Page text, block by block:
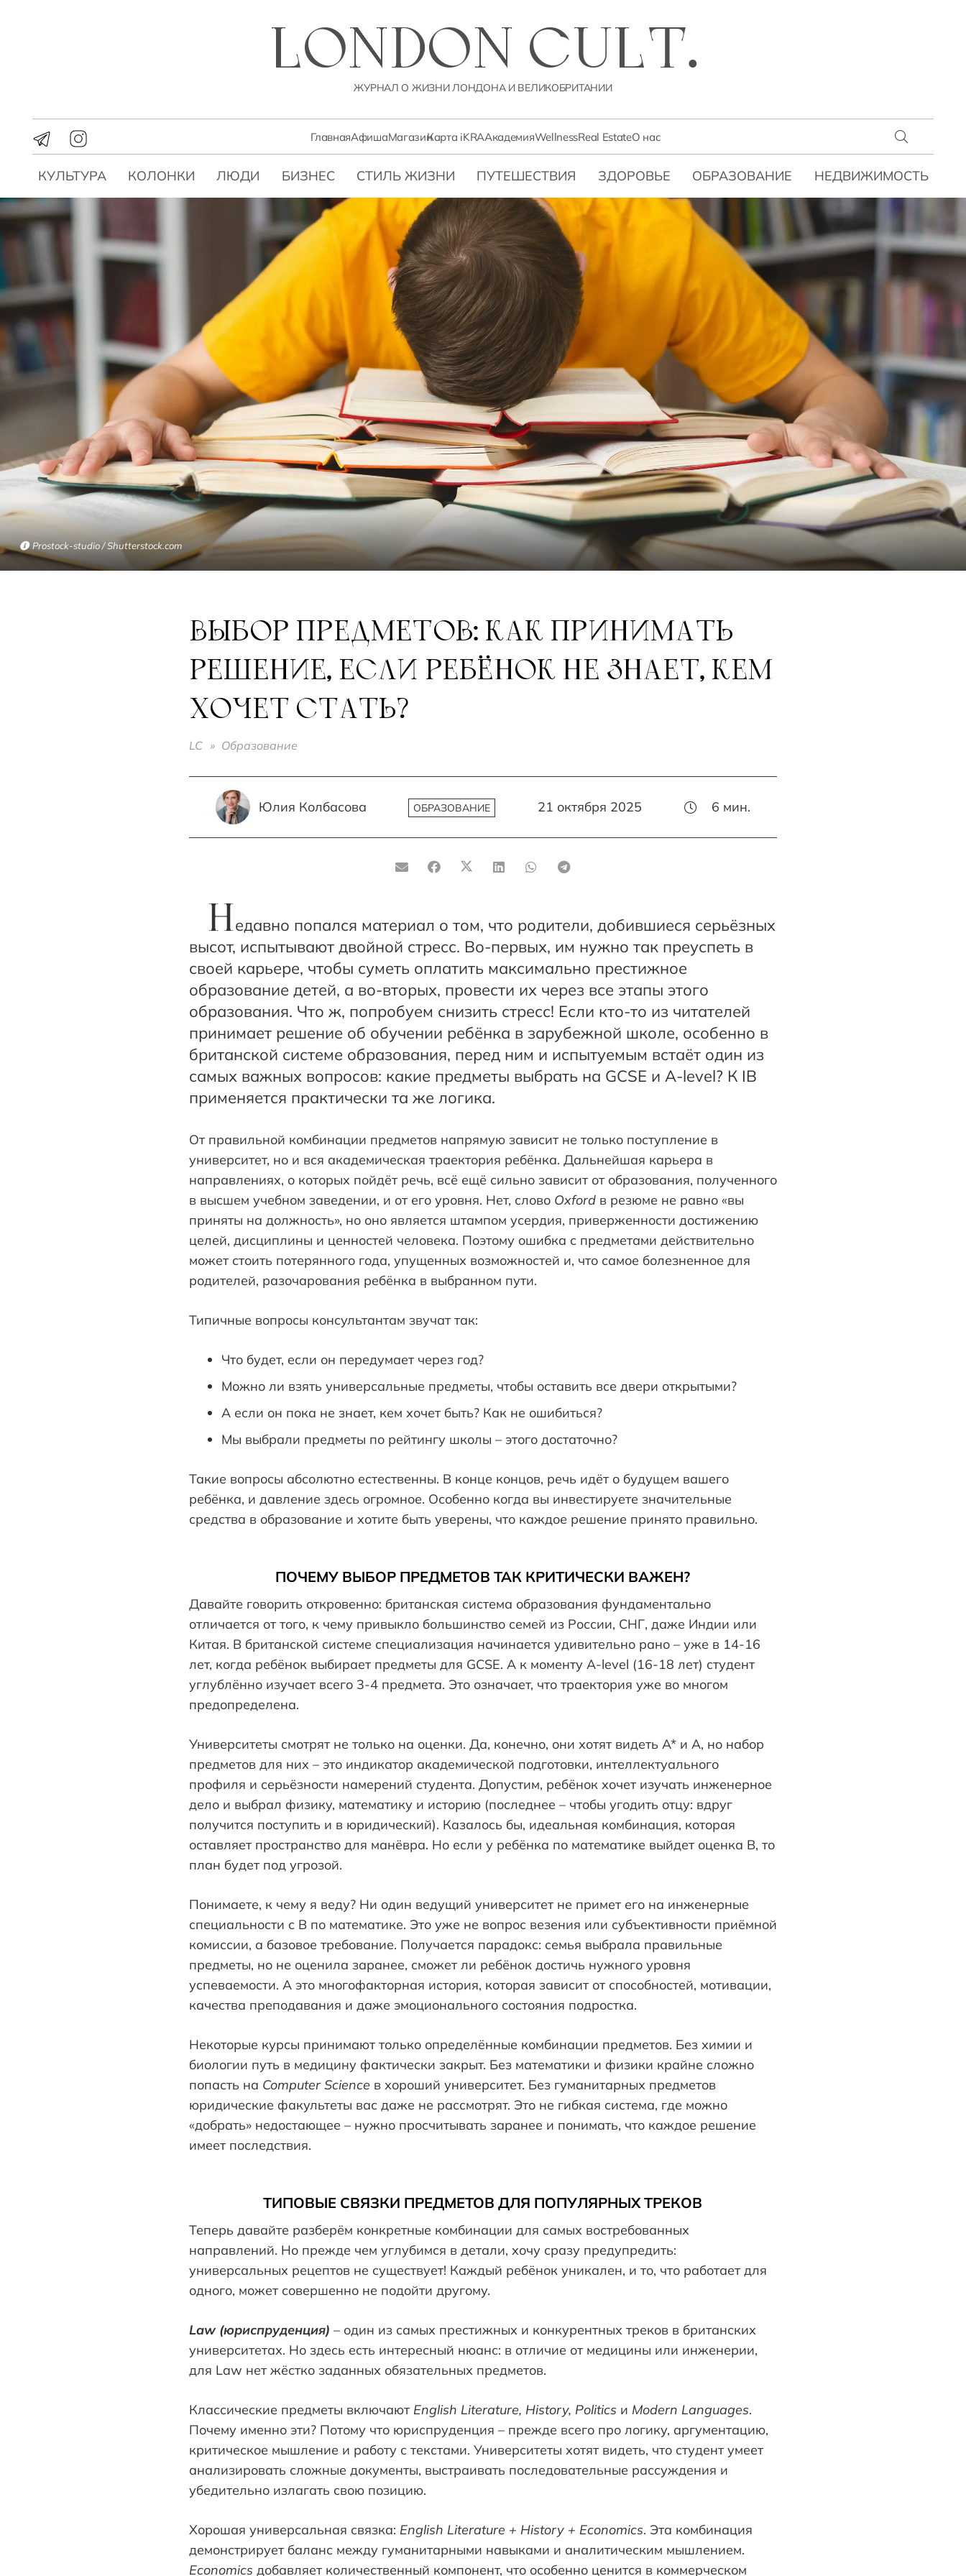
LONDON CULT.
ЖУРНАЛ О ЖИЗНИ ЛОНДОНА И ВЕЛИКОБРИТАНИИ
ГлавнаяАфишаМагазинКарта iKRAАкадемияWellnessReal EstateО нас
КУЛЬТУРА КОЛОНКИ ЛЮДИ БИЗНЕС СТИЛЬ ЖИЗНИ ПУТЕШЕСТВИЯ ЗДОРОВЬЕ ОБРАЗОВАНИЕ НЕДВИЖИМОСТЬ
Prostock-studio / Shutterstock.com
ВЫБОР ПРЕДМЕТОВ: КАК ПРИНИМАТЬ
РЕШЕНИЕ, ЕСЛИ РЕБЁНОК НЕ ЗНАЕТ, КЕМ
ХОЧЕТ СТАТЬ?
LC » Образование
Юлия Колбасова ОБРАЗОВАНИЕ 21 октября 2025 6 мин.
Недавно попался материал о том, что родители, добившиеся серьёзных
высот, испытывают двойной стресс. Во-первых, им нужно так преуспеть в
своей карьере, чтобы суметь оплатить максимально престижное
образование детей, а во-вторых, провести их через все этапы этого
образования. Что ж, попробуем снизить стресс! Если кто-то из читателей
принимает решение об обучении ребёнка в зарубежной школе, особенно в
британской системе образования, перед ним и испытуемым встаёт один из
самых важных вопросов: какие предметы выбрать на GCSE и A-level? К IB
применяется практически та же логика.
От правильной комбинации предметов напрямую зависит не только поступление в
университет, но и вся академическая траектория ребёнка. Дальнейшая карьера в
направлениях, о которых пойдёт речь, всё ещё сильно зависит от образования, полученного
в высшем учебном заведении, и от его уровня. Нет, слово Oxfordв резюме не равно «вы
приняты на должность», но оно является штампом усердия, приверженности достижению
целей, дисциплины и ценностей человека. Поэтому ошибка с предметами действительно
может стоить потерянного года, упущенных возможностей и, что самое болезненное для
родителей, разочарования ребёнка в выбранном пути.
Типичные вопросы консультантам звучат так:
Что будет, если он передумает через год?
Можно ли взять универсальные предметы, чтобы оставить все двери открытыми?
А если он пока не знает, кем хочет быть? Как не ошибиться?
Мы выбрали предметы по рейтингу школы – этого достаточно?
Такие вопросы абсолютно естественны. В конце концов, речь идёт о будущем вашего
ребёнка, и давление здесь огромное. Особенно когда вы инвестируете значительные
средства в образование и хотите быть уверены, что каждое решение принято правильно.
ПОЧЕМУ ВЫБОР ПРЕДМЕТОВ ТАК КРИТИЧЕСКИ ВАЖЕН?
Давайте говорить откровенно: британская система образования фундаментально
отличается от того, к чему привыкло большинство семей из России, СНГ, даже Индии или
Китая. В британской системе специализация начинается удивительно рано – уже в 14-16
лет, когда ребёнок выбирает предметы для GCSE. А к моменту A-level (16-18 лет) студент
углублённо изучает всего 3-4 предмета. Это означает, что траектория уже во многом
предопределена.
Университеты смотрят не только на оценки. Да, конечно, они хотят видеть A* и A, но набор
предметов для них – это индикатор академической подготовки, интеллектуального
профиля и серьёзности намерений студента. Допустим, ребёнок хочет изучать инженерное
дело и выбрал физику, математику и историю (последнее – чтобы угодить отцу: вдруг
получится поступить и в юридический). Казалось бы, идеальная комбинация, которая
оставляет пространство для манёвра. Но если у ребёнка по математике выйдет оценка B, то
план будет под угрозой.
Понимаете, к чему я веду? Ни один ведущий университет не примет его на инженерные
специальности с B по математике. Это уже не вопрос везения или субъективности приёмной
комиссии, а базовое требование. Получается парадокс: семья выбрала правильные
предметы, но не оценила заранее, сможет ли ребёнок достичь нужного уровня
успеваемости. А это многофакторная история, которая зависит от способностей, мотивации,
качества преподавания и даже эмоционального состояния подростка.
Некоторые курсы принимают только определённые комбинации предметов. Без химии и
биологии путь в медицину фактически закрыт. Без математики и физики крайне сложно
попасть на Computer Science в хороший университет. Без гуманитарных предметов
юридические факультеты вас даже не рассмотрят. Это не гибкая система, где можно
«добрать» недостающее – нужно просчитывать заранее и понимать, что каждое решение
имеет последствия.
ТИПОВЫЕ СВЯЗКИ ПРЕДМЕТОВ ДЛЯ ПОПУЛЯРНЫХ ТРЕКОВ
Теперь давайте разберём конкретные комбинации для самых востребованных
направлений. Но прежде чем углубимся в детали, хочу сразу предупредить:
универсальных рецептов не существует! Каждый ребёнок уникален, и то, что работает для
одного, может совершенно не подойти другому.
Law (юриспруденция) – один из самых престижных и конкурентных треков в британских
университетах. Но здесь есть интересный нюанс: в отличие от медицины или инженерии,
для Law нет жёстко заданных обязательных предметов.
Классические предметы включают English Literature, History, Politics и Modern Languages.
Почему именно эти? Потому что юриспруденция – прежде всего про логику, аргументацию,
критическое мышление и работу с текстами. Университеты хотят видеть, что студент умеет
анализировать сложные документы, выстраивать последовательные рассуждения и
убедительно излагать свою позицию.
Хорошая универсальная связка: English Literature + History + Economics. Эта комбинация
демонстрирует баланс между гуманитарными навыками и аналитическим мышлением.
Economics добавляет количественный компонент, что особенно ценится в коммерческом